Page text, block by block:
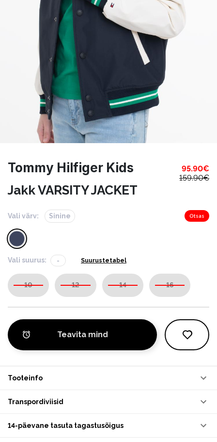
Tommy Hilfiger Kids 95.90€
159.90€
Jakk VARSITY JACKET
Vali värv: Sinine Otsas
Vali suurus: - Suurustetabel
10 12 14 16
Teavita mind
Tooteinfo
Transpordiviisid
14-päevane tasuta tagastusõigus